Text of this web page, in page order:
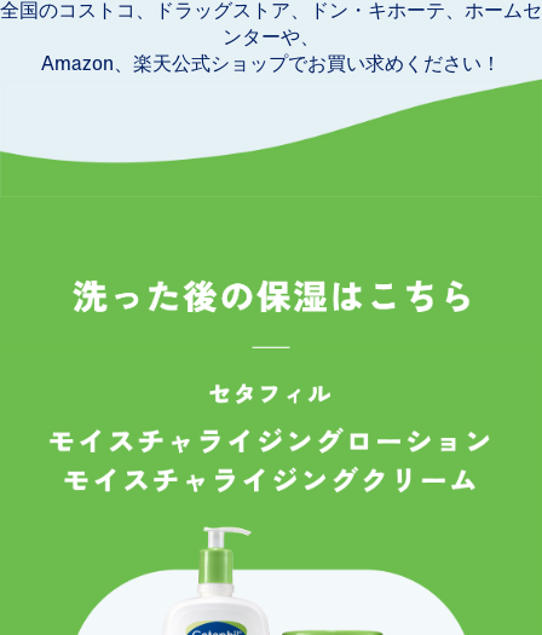
全国のコストコ、ドラッグストア、ドン・キホーテ、ホームセ
ンターや、
Amazon、楽天公式ショップでお買い求めください！